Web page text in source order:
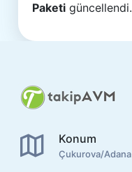
Paketi güncellendi.
Konum
Çukurova/Adana